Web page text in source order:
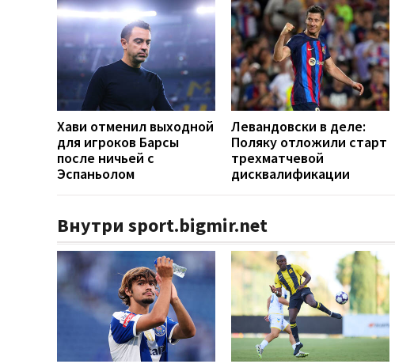
Хави отменил выходной
для игроков Барсы
после ничьей с
Эспаньолом
Левандовски в деле:
Поляку отложили старт
трехматчевой
дисквалификации
Внутри sport.bigmir.net